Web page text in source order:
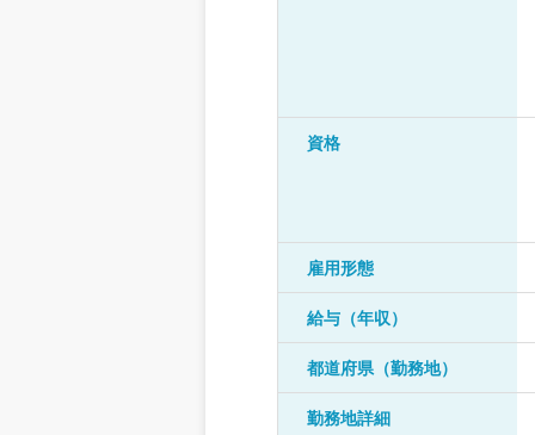
資格
雇用形態
給与（年収）
都道府県（勤務地）
勤務地詳細